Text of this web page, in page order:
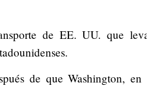
de EE. UU. que
de que Washington,